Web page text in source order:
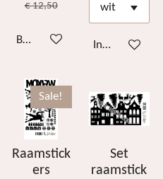
€ 12,50
Bekijk details In winkelwagen
Sale!
Raamstick
ers
Set
raamstick